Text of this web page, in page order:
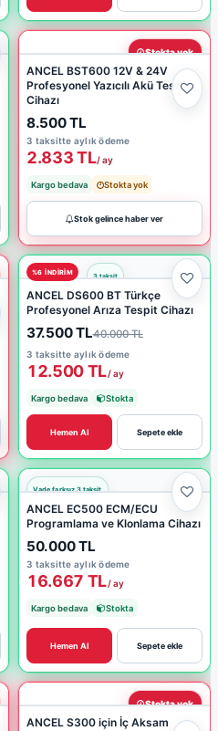
Stokta yok
ANCEL BST600 12V & 24V
Profesyonel Yazıcılı Akü Test
Cihazı
8.500 TL
3 taksitte aylık ödeme
2.833 TL/ ay
Kargo bedava Stokta yok
Stok gelince haber ver
%6 INDIRIM
ANCEL DS600 BT Türkçe
Profesyonel Arıza Tespit Cihazı
37.500 TL40.000 TL
3 taksitte aylık ödeme
12.500 TL/ ay
Kargo bedava Stokta
Sepete ekle
Hemen Al
ANCEL EC500 ECM/ECU
Programlama ve Klonlama Cihazı
50.000 TL
3 taksitte aylık ödeme
16.667 TL/ ay
Kargo bedava Stokta
Sepete ekle
Hemen Al
Stokta yok
ANCEL S300 için İç Aksam